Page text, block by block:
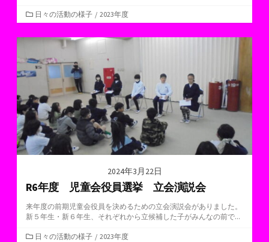
カ
テ
ゴ
ー
日々の活動の様子 / 2023年度
2024年3月22日
R6年度 児童会役員選挙 立会演説会
来年度の前期児童会役員を決めるための立会演説会がありました。
新５年生・新６年生、それぞれから立候補した子がみんなの前で...
カ日々の活動の様子 / 2023年度